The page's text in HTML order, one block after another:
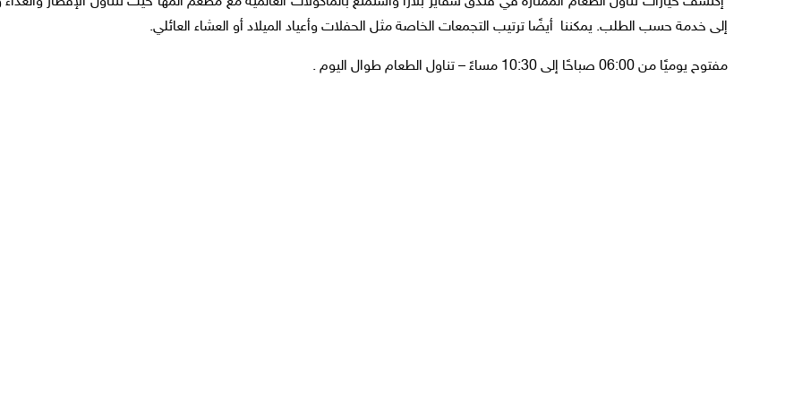
إلى خدمة حسب الطلب. يمكننا أيضًا ترتيب التجمعات الخاصة مثل الحفلات وأعياد الميلاد أو العشاء العائلي.
مفتوح يوميًا من 06:00 صباحًا إلى 10:30 مساءً – تناول الطعام طوال اليوم .